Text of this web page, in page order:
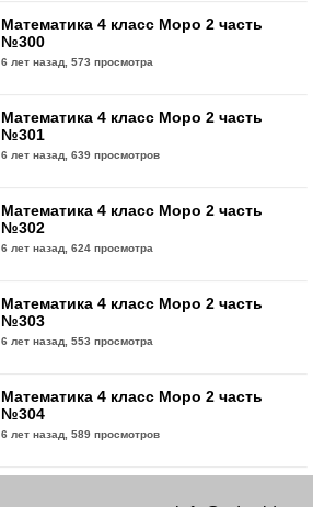
Математика 4 класс Моро 2 часть
№300
6 лет назад,573 просмотра
Математика 4 класс Моро 2 часть
№301
6 лет назад,639 просмотров
Математика 4 класс Моро 2 часть
№302
6 лет назад,624 просмотра
Математика 4 класс Моро 2 часть
№303
6 лет назад,553 просмотра
Математика 4 класс Моро 2 часть
№304
6 лет назад,589 просмотров